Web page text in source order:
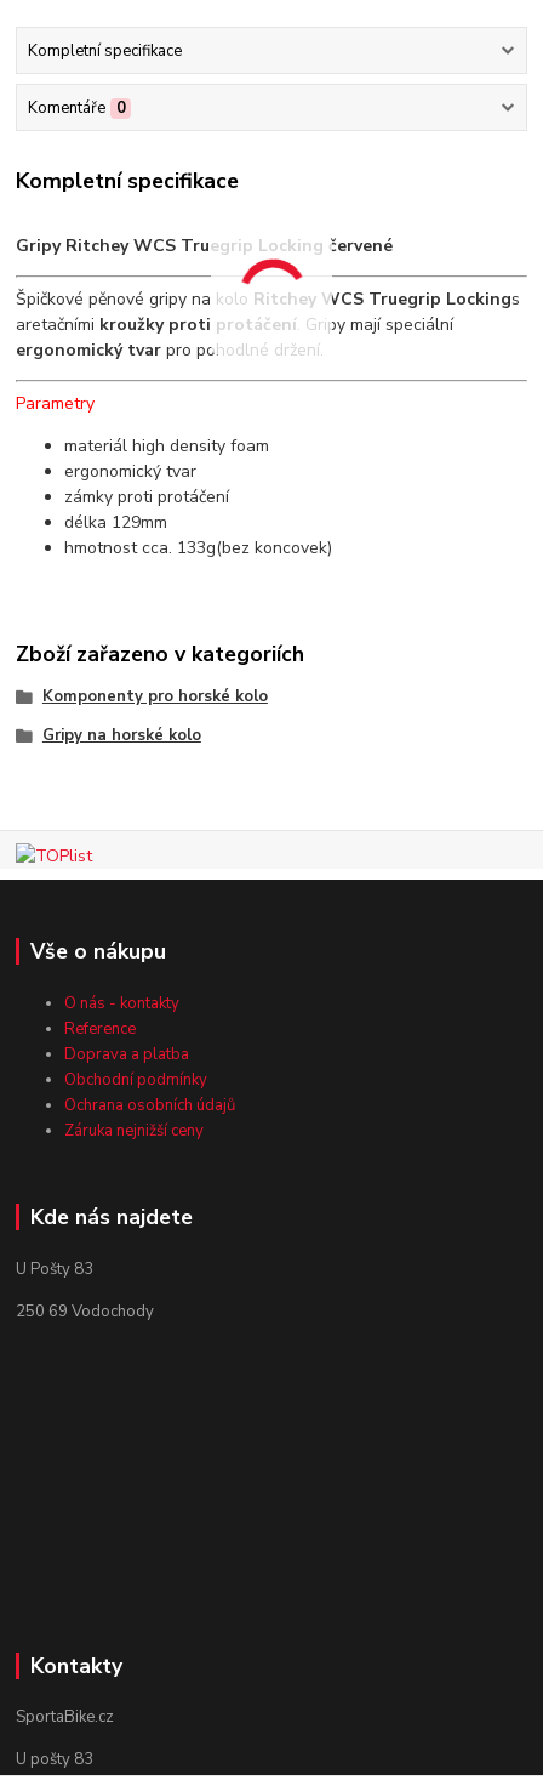
Kompletní specifikace
Komentáře 0
Kompletní specifikace
Gripy Ritchey WCS Truegrip Locking červené
Špičkové pěnové gripy na kolo Ritchey WCS Truegrip Lockings
aretačními kroužky proti protáčení. Gripy mají speciální
ergonomický tvar pro pohodlné držení.
Parametry
materiál high density foam
ergonomický tvar
zámky proti protáčení
délka 129mm
hmotnost cca. 133g(bez koncovek)
Zboží zařazeno v kategoriích
Komponenty pro horské kolo
Gripy na horské kolo
Vše o nákupu
O nás - kontakty
Reference
Doprava a platba
Obchodní podmínky
Ochrana osobních údajů
Záruka nejnižší ceny
Kde nás najdete
U Pošty 83
250 69 Vodochody
Kontakty
SportaBike.cz
U pošty 83